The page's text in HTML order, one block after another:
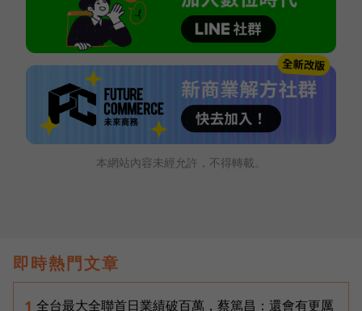
本網站內容未經允許，不得轉載。
即時熱門文章
1 全台最大全聯首日業績破百萬，蔡篤昌：還會有更厲